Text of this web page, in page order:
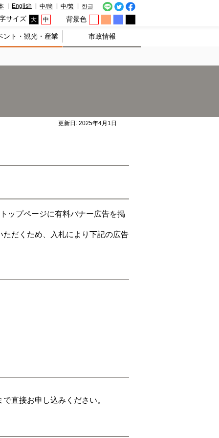
English 中/簡 中/繁 한글
サイズ 大 中 背景色
ント・観光・産業 市政情報
更新日: 2025年4月1日
ップページに有料バナー広告を掲
だくため、入札により下記の広告
直接お申し込みください。